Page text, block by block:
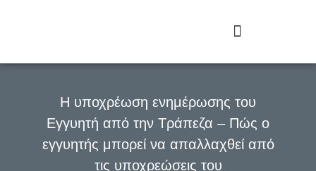
Η υποχρέωση ενημέρωσης του
Εγγυητή από την Τράπεζα – Πώς ο
εγγυητής μπορεί να απαλλαχθεί από
τις υποχρεώσεις του